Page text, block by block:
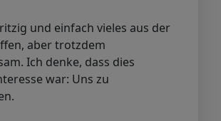
und einfach vieles aus der
aber trotzdem
Ich denke, dass dies
war: Uns zu